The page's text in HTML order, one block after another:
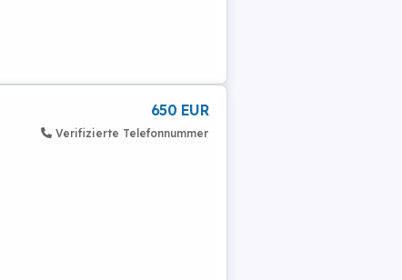
650 EUR
Verifizierte Telefonnummer